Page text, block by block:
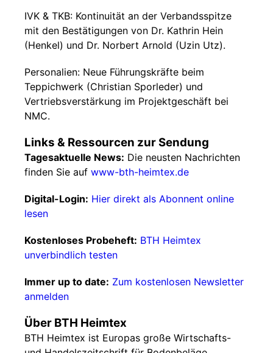
IVK & TKB: Kontinuität an der Verbandsspitze
mit den Bestätigungen von Dr. Kathrin Hein
(Henkel) und Dr. Norbert Arnold (Uzin Utz).
Personalien: Neue Führungskräfte beim
Teppichwerk (Christian Sporleder) und
Vertriebsverstärkung im Projektgeschäft bei
NMC.
Links & Ressourcen zur Sendung
Tagesaktuelle News: Die neusten Nachrichten
finden Sie auf www-bth-heimtex.de
Digital-Login: Hier direkt als Abonnent online
lesen
Kostenloses Probeheft: BTH Heimtex
unverbindlich testen
Immer up to date: Zum kostenlosen Newsletter
anmelden
Über BTH Heimtex
BTH Heimtex ist Europas große Wirtschafts-